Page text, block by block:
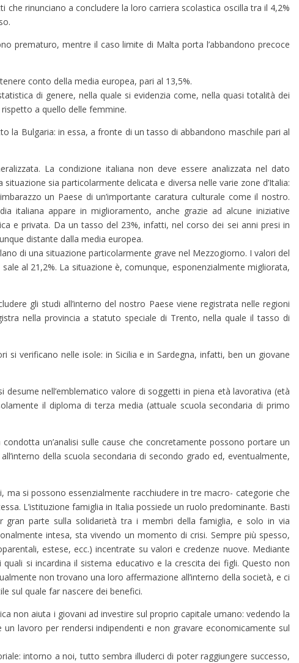
che rinunciano a concludere la loro carriera scolastica oscilla tra il 4,2%
prematuro, mentre il caso limite di Malta porta l’abbandono precoce
conto della media europea, pari al 13,5%.
di genere, nella quale si evidenzia come, nella quasi totalità dei
a quello delle femmine.
la Bulgaria: in essa, a fronte di un tasso di abbandono maschile pari al
La condizione italiana non deve essere analizzata nel dato
sia particolarmente delicata e diversa nelle varie zone d’Italia:
un Paese di un’importante caratura culturale come il nostro.
italiana appare in miglioramento, anche grazie ad alcune iniziative
e privata. Da un tasso del 23%, infatti, nel corso dei sei anni presi in
distante dalla media europea.
di una situazione particolarmente grave nel Mezzogiorno. I valori del
al 21,2%. La situazione è, comunque, esponenzialmente migliorata,
gli studi all’interno del nostro Paese viene registrata nelle regioni
nella provincia a statuto speciale di Trento, nella quale il tasso di
si verificano nelle isole: in Sicilia e in Sardegna, infatti, ben un giovane
nell’emblematico valore di soggetti in piena età lavorativa (età
il diploma di terza media (attuale scuola secondaria di primo
un’analisi sulle cause che concretamente possono portare un
della scuola secondaria di secondo grado ed, eventualmente,
si possono essenzialmente racchiudere in tre macro- categorie che
L’istituzione famiglia in Italia possiede un ruolo predominante. Basti
parte sulla solidarietà tra i membri della famiglia, e solo in via
intesa, sta vivendo un momento di crisi. Sempre più spesso,
estese, ecc.) incentrate su valori e credenze nuove. Mediante
si incardina il sistema educativo e la crescita dei figli. Questo non
non trovano una loro affermazione all’interno della società, e ci
sul quale far nascere dei benefici.
non aiuta i giovani ad investire sul proprio capitale umano: vedendo la
lavoro per rendersi indipendenti e non gravare economicamente sul
intorno a noi, tutto sembra illuderci di poter raggiungere successo,